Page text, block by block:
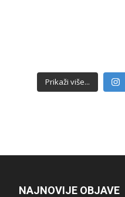
Prikaži više...
NAJNOVIJE OBJAVE